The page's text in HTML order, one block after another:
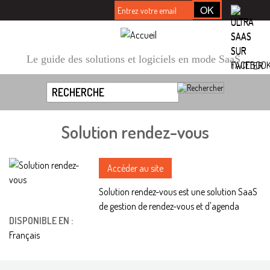
Le guide des solutions et logiciels en mode SaaS
Solution rendez-vous
Accéder au site
Solution rendez-vous est une solution SaaS
de gestion de rendez-vous et d'agenda
DISPONIBLE EN :
Français